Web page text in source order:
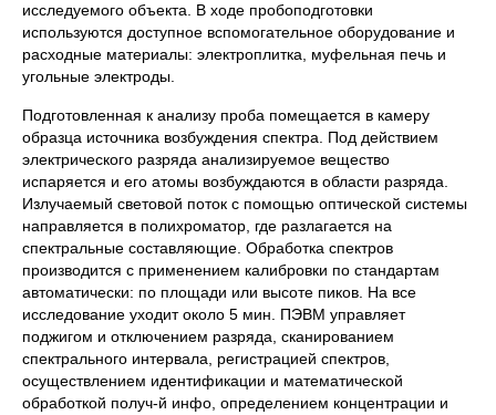
исследуемого объекта. В ходе пробоподготовки
используются доступное вспомогательное оборудование и
расходные материалы: электроплитка, муфельная печь и
угольные электроды.
Подготовленная к анализу проба помещается в камеру
образца источника возбуждения спектра. Под действием
электрического разряда анализируемое вещество
испаряется и его атомы возбуждаются в области разряда.
Излучаемый световой поток с помощью оптической системы
направляется в полихроматор, где разлагается на
спектральные составляющие. Обработка спектров
производится с применением калибровки по стандартам
автоматически: по площади или высоте пиков. На все
исследование уходит около 5 мин. ПЭВМ управляет
поджигом и отключением разряда, сканированием
спектрального интервала, регистрацией спектров,
осуществлением идентификации и математической
обработкой получ-й инфо, определением концентрации и